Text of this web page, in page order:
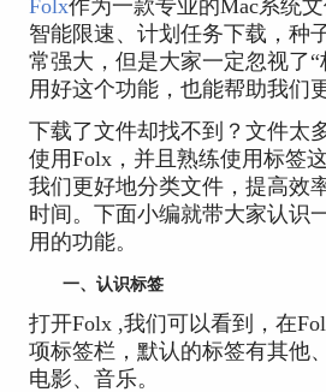
Folx作为一款专业的Mac系统
智能限速、计划任务下载，种
常强大，但是大家一定忽视了
用好这个功能，也能帮助我们
下载了文件却找不到？文件太
使用Folx，并且熟练使用标签
我们更好地分类文件，提高效
时间。下面小编就带大家认识
用的功能。
一、认识标签
打开Folx ,我们可以看到，在
项标签栏，默认的标签有其他
电影、音乐。